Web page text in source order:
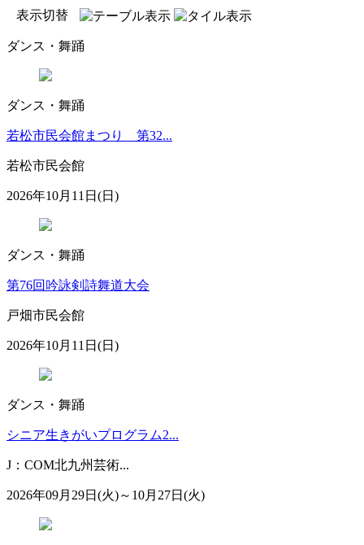
表示切替
ダンス・舞踊
ダンス・舞踊
若松市民会館まつり 第32...
若松市民会館
2026年10月11日(日)
ダンス・舞踊
第76回吟詠剣詩舞道大会
戸畑市民会館
2026年10月11日(日)
ダンス・舞踊
シニア生きがいプログラム2...
J：COM北九州芸術...
2026年09月29日(火)～10月27日(火)